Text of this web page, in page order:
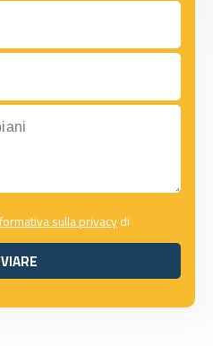
sulla privacydi